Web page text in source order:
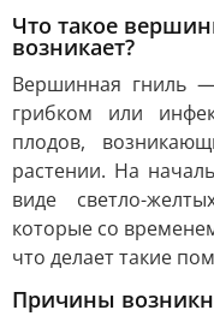
Что такое
возникает?
Вершинная гниль
грибком или
плодов,
растении. На
виде светло-
которые со
что делает такие
Причины